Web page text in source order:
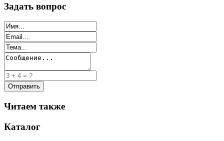
Задать вопрос
Читаем также
Каталог